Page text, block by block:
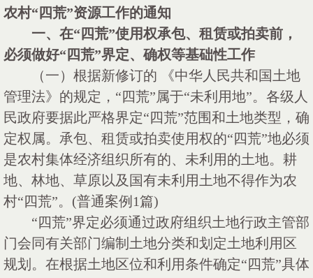
农村“四荒”资源工作的通知
一、在“四荒”使用权承包、租赁或拍卖前，
必须做好“四荒”界定、确权等基础性工作
（一）根据新修订的 《中华人民共和国土地
管理法》的规定，“四荒”属于“未利用地”。各级人
民政府要据此严格界定“四荒”范围和土地类型，确
定权属。承包、租赁或拍卖使用权的“四荒”地必须
是农村集体经济组织所有的、未利用的土地。耕
地、林地、草原以及国有未利用土地不得作为农
村“四荒”。(普通案例1篇)
“四荒”界定必须通过政府组织土地行政主管部
门会同有关部门编制土地分类和划定土地利用区
规划。在根据土地区位和利用条件确定“四荒”具体